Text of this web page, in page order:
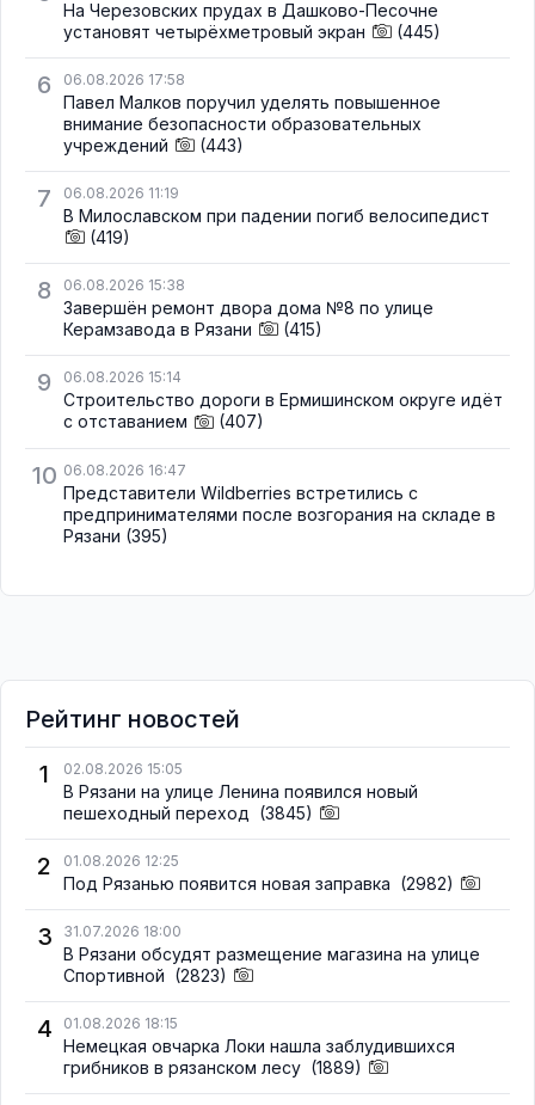
На Черезовских прудах в Дашково-Песочне
установят четырёхметровый экран
(445)
6 06.08.2026 17:58
Павел Малков поручил уделять повышенное
внимание безопасности образовательных
учреждений
(443)
7 06.08.2026 11:19
В Милославском при падении погиб велосипедист
(419)
8 06.08.2026 15:38
Завершён ремонт двора дома №8 по улице
Керамзавода в Рязани
(415)
9 06.08.2026 15:14
Строительство дороги в Ермишинском округе идёт
с отставанием
(407)
10 06.08.2026 16:47
Представители Wildberries встретились с
предпринимателями после возгорания на складе в
Рязани (395)
Рейтинг новостей
1
02.08.2026 15:05
В Рязани на улице Ленина появился новый
пешеходный переход (3845)
2 01.08.2026 12:25
Под Рязанью появится новая заправка (2982)
3 31.07.2026 18:00
В Рязани обсудят размещение магазина на улице
Спортивной (2823)
4 01.08.2026 18:15
Немецкая овчарка Локи нашла заблудившихся
грибников в рязанском лесу (1889)